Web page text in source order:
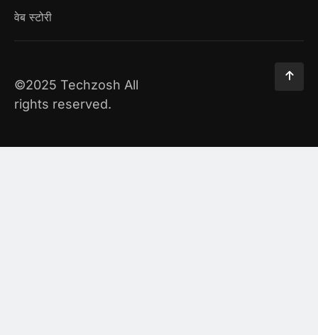
वेब स्टोरी
©2025 Techzosh All
rights reserved.